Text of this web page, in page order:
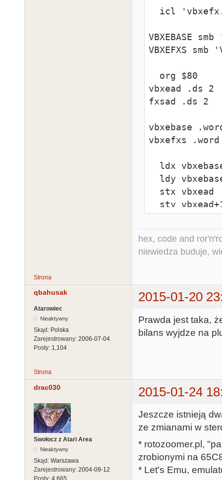
VBXEBASE smb
VBXEFXS smb
vbxead .ds 2
fxsad .ds 2
vbxebase .word
vbxefxs .word
  ldx vbxefxs
  ldy vbxefxs+1
  stx fxsad
  sty fxsad+1
  lda (vbxead),y
  ...
  ...
  ldy #VIDEO_CONTROL
hex, code and
niewiedza buduje,
Strona
qbahusak 2015-01-20
Atarowiec
Nieaktywny
Skąd: Polska
Zarejestrowany: 2006-07-04
Posty: 1,104
Prawda jest taka,
bilans wyjdze na
Strona
drac030 2015-01-24
Swołocz z Atari Area
Nieaktywny
Skąd: Warszawa
Zarejestrowany: 2004-09-12
Posty: 4,665
Jeszcze istnieją
ze zmianami w
* rotozoomer.pl,
zrobionymi na
* Let's Emu,